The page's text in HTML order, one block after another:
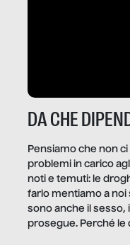
DA CHE
Pensiamo che non
problemi in carico
noti e temuti: le
farlo mentiamo a noi
sono anche il sesso,
prosegue. Perché le